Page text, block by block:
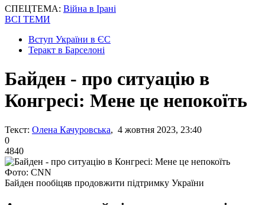
СПЕЦТЕМА: Війна в Ірані
ВСІ ТЕМИ
Вступ України в ЄС
Теракт в Барселоні
Байден - про ситуацію в
Конгресі: Мене це непокоїть
Текст: Олена Качуровська, 4 жовтня 2023, 23:40
0
4840
Фото: CNN
Байден пообіцяв продовжити підтримку України